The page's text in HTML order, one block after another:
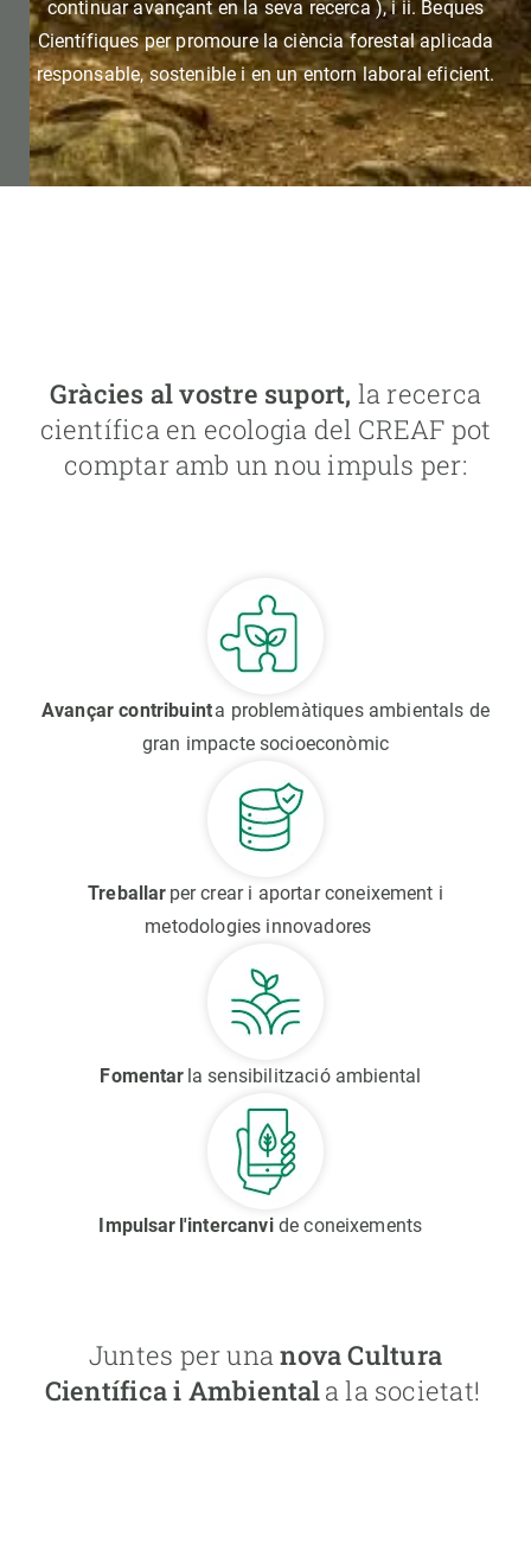
continuar avançant en la seva recerca ), i ii. Beques
Científiques per promoure la ciència forestal aplicada
responsable, sostenible i en un entorn laboral eficient.
Gràcies al vostre suport, la recerca
científica en ecologia del CREAF pot
comptar amb un nou impuls per:
Avançar contribuinta problemàtiques ambientals de
gran impacte socioeconòmic
Treballar per crear i aportar coneixement i
metodologies innovadores
Fomentar la sensibilització ambiental
Impulsar l'intercanvi de coneixements
Juntes per unanova Cultura
Científica i Ambientala la societat!